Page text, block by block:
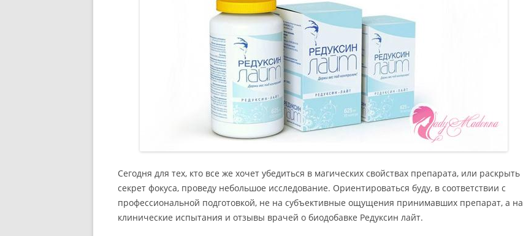
Сегодня для тех, кто все же хочет убедиться в магических свойствах препарата, или раскрыть
секрет фокуса, проведу небольшое исследование. Ориентироваться буду, в соответствии с
профессиональной подготовкой, не на субъективные ощущения принимавших препарат, а на
клинические испытания и отзывы врачей о биодобавке Редуксин лайт.